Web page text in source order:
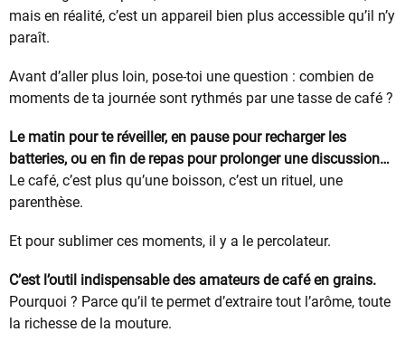
mais en réalité, c’est un appareil bien plus accessible qu’il n’y
paraît.
Avant d’aller plus loin, pose-toi une question : combien de
moments de ta journée sont rythmés par une tasse de café ?
Le matin pour te réveiller, en pause pour recharger les
batteries, ou en fin de repas pour prolonger une discussion…
Le café, c’est plus qu’une boisson, c’est un rituel, une
parenthèse.
Et pour sublimer ces moments, il y a le percolateur.
C’est l’outil indispensable des amateurs de café en grains.
Pourquoi ? Parce qu’il te permet d’extraire tout l’arôme, toute
la richesse de la mouture.